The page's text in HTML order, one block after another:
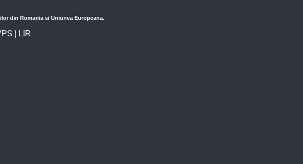
din Romania si Uniunea Europeana.
LIR